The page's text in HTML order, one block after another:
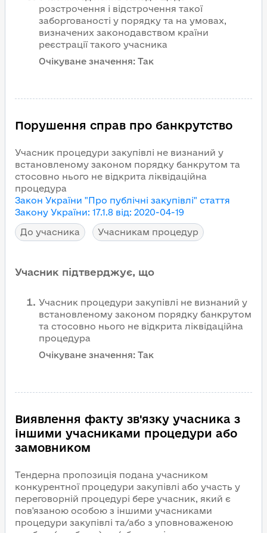
розстрочення і відстрочення такої
заборгованості у порядку та на умовах,
визначених законодавством країни
реєстрації такого учасника
Очікуване значення: Так
Порушення справ про банкрутство
Учасник процедури закупівлі не визнаний у
встановленому законом порядку банкрутом та
стосовно нього не відкрита ліквідаційна
процедура
Закон України "Про публічні закупівлі" стаття
Закону України: 17.1.8 від: 2020-04-19
До учасника
Учасникам процедур
Учасник підтверджує, що
Учасник процедури закупівлі не визнаний у
встановленому законом порядку банкрутом
та стосовно нього не відкрита ліквідаційна
процедура
Очікуване значення: Так
Виявлення факту зв'язку учасника з
іншими учасниками процедури або
замовником
Тендерна пропозиція подана учасником
конкурентної процедури закупівлі або участь у
переговорній процедурі бере учасник, який є
пов'язаною особою з іншими учасниками
процедури закупівлі та/або з уповноваженою